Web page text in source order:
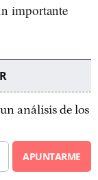
importante
análisis de los
APUNTARME